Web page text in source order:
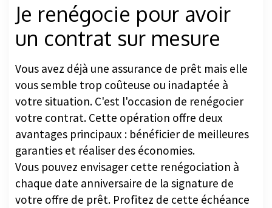
Je renégocie pour avoir
un contrat sur mesure
Vous avez déjà une assurance de prêt mais elle
vous semble trop coûteuse ou inadaptée à
votre situation. C'est l'occasion de renégocier
votre contrat. Cette opération offre deux
avantages principaux : bénéficier de meilleures
garanties et réaliser des économies.
Vous pouvez envisager cette renégociation à
chaque date anniversaire de la signature de
votre offre de prêt. Profitez de cette échéance